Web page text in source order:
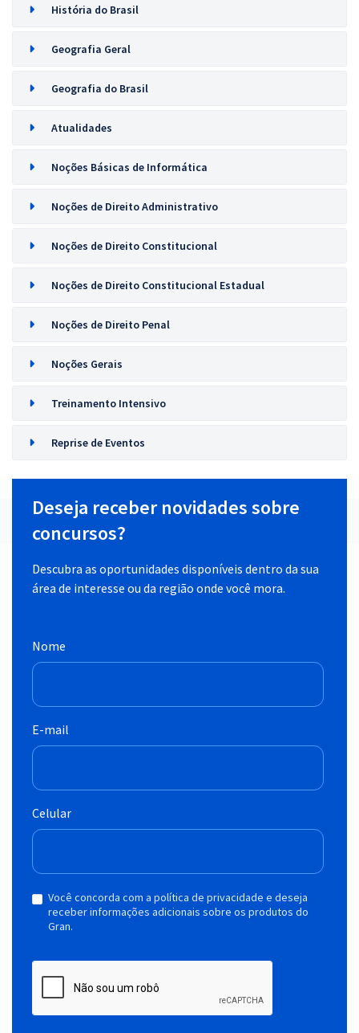
História do Brasil
Geografia Geral
Geografia do Brasil
Atualidades
Noções Básicas de Informática
Noções de Direito Administrativo
Noções de Direito Constitucional
Noções de Direito Constitucional Estadual
Noções de Direito Penal
Noções Gerais
Treinamento Intensivo
Reprise de Eventos
Deseja receber novidades sobre
concursos?
Descubra as oportunidades disponíveis dentro da sua
área de interesse ou da região onde você mora.
Nome
E-mail
Celular
Você concorda com a política de privacidade e deseja
receber informações adicionais sobre os produtos do
Gran.